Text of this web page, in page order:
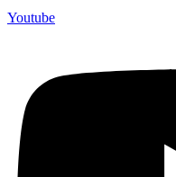
Youtube